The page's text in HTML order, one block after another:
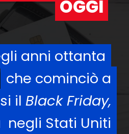
OGGI
OGGI
anni ottanta
che cominciò a
ilBlack Friday,
Stati Uniti
anni ottanta
che cominciò a
ilBlack Friday,
Stati Uniti